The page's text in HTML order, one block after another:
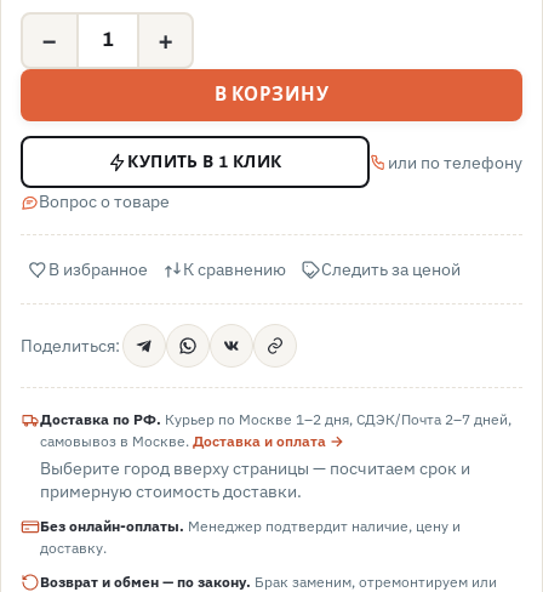
− +
В КОРЗИНУ
КУПИТЬ В 1 КЛИК
или по телефону
Вопрос о товаре
В избранное К сравнению Следить за ценой
Поделиться:
Доставка по РФ. Курьер по Москве 1–2 дня, СДЭК/Почта 2–7 дней,
самовывоз в Москве.Доставка и оплата →
Выберите город вверху страницы — посчитаем срок и
примерную стоимость доставки.
Без онлайн-оплаты. Менеджер подтвердит наличие, цену и
доставку.
Возврат и обмен — по закону. Брак заменим, отремонтируем или